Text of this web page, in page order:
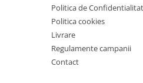
Marine & Caravan
Pachete acumulatori VRLA
Politica de
Politica cookies
Livrare
Regulamente campanii
Contact